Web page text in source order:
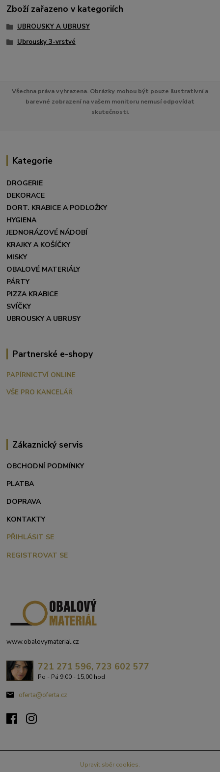
Zboží zařazeno v kategoriích
UBROUSKY A UBRUSY
Ubrousky 3-vrstvé
Všechna práva vyhrazena. Obrázky mohou být pouze ilustrativní a
barevné zobrazení na vašem monitoru nemusí odpovídat
skutečnosti.
Kategorie
DROGERIE
DEKORACE
DORT. KRABICE A PODLOŽKY
HYGIENA
JEDNORÁZOVÉ NÁDOBÍ
KRAJKY A KOŠÍČKY
MISKY
OBALOVÉ MATERIÁLY
PÁRTY
PIZZA KRABICE
SVÍČKY
UBROUSKY A UBRUSY
Partnerské e-shopy
PAPÍRNICTVÍ ONLINE
VŠE PRO KANCELÁŘ
Zákaznický servis
OBCHODNÍ PODMÍNKY
PLATBA
DOPRAVA
KONTAKTY
PŘIHLÁSIT SE
REGISTROVAT SE
www.obalovymaterial.cz
721 271 596, 723 602 577
Po - Pá 9,00 - 15,00 hod
oferta@oferta.cz
Upravit sběr cookies.